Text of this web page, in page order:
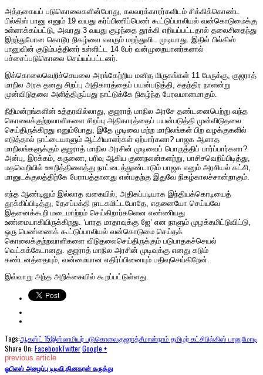
அத்தகையப் படுகொலைகளின்போது, கலவரக்காரர்களிடம் சிக்கிக்கொண்ட
பில்கிஸ் பானு எனும் 19 வயது கர்ப்பிணிப்பெண் கூட்டுப்பாலியல் வன்கொடுமைக்கு
உள்ளாக்கப்பட்டு, அவரது 3 வயது குழந்தை தூக்கி எறியப்பட்டதால் தலைசிதைந்து
இறந்துபோன கொடூர நிகழ்வை எவரும் மறந்துவிட முடியாது. இதில் பில்கிஸ்
பானுவின் குடும்பத்தினர் உள்ளிட்ட 14 பேர் வன்முறையாளர்களால்
பச்சைப்படுகொலை செய்யப்பட்டனர்.
இக்கொலைவெறிச்செயலை அரங்கேற்றிய மனித மிருகங்கள் 11 பேருக்கு, குஜராத்
மாநில அரசு தனது சிறப்பு அதிகாரத்தைப் பயன்படுத்தி, சுதந்திர நாளன்று
முன்விடுதலை அளித்திருப்பது நாட்டுக்கே நிகழ்ந்த பேரவமானமாகும்.
நீதிமன்றங்களின் உத்தரவில்லாது, குஜராத் மாநில அரசே தண்டனைபெற்று வந்த
கொலைக்குற்றவாளிகளை சிறப்பு அதிகாரத்தைப் பயன்படுத்தி முன்விடுதலை
செய்திருக்கிறது எனும்போது, இதே முடிவை மற்ற மாநிலங்கள் பிற வழக்குகளில்
எடுத்தால் நாட்டையாளும் ஆட்சியாளர்கள் ஏற்பார்களா? பாஜக ஆளாத
மாநிலங்களுக்கும் குஜராத் மாநில அரசின் முடிவைப் பொருத்திப் பார்ப்பார்களா?
அன்பு, இரக்கம், கருணை, பரிவு ஆகிய குணநலன்களற்று, பாசிசவெறிப்பிடித்து,
மதவெறியில் ஊறித்திளைத்து நாட்டைத்துண்டாடும் பாஜக எனும் அரசியல் கட்சி,
மானுடக்குலத்திற்கே பேராபத்தானது என்பதற்கு இதுவே நிகழ்காலச்சான்றாகும்.
எந்த ஆண்டிலும் இல்லாத வகையில், அதிகப்படியாக இந்தியக்கொடியைத்
தூக்கிப்பிடித்து, தேசப்பக்தி நாடகமிட்டபோதே, எதனையோ செய்யவே
இதனைக்கூறி மடைமாற்றம் செய்கிறார்களென எண்ணியது
உண்மையாகியிருக்கிறது. ‘பாரத மாதாவுக்கு ஜே’ என நாளும் முழக்கமிட்டுவிட்டு,
ஒரு பெண்ணைக் கூட்டுப்பாலியல் வன்கொடுமை செய்தக்
கொலைக்குற்றவாளிகளை விடுதலைசெய்திருக்கும் படுபாதகச்செயல்
வெட்கக்கேடானது. குஜராத் மாநில அரசின் முடிவுக்கு எனது கடும்
கண்டனத்தையும், வன்மையான எதிர்ப்பினையும் பதிவுசெய்கிறேன்.
இவ்வாறு அந்த அறிக்கையில் கூறப்பட்டுள்ளது.
Tags:ஆகஸ்ட் 15இஸ்லாமியர் படுகொலைகுஜராத்சீமான்நாம் தமிழர் கட்சிபில்கிஸ் பானுமோடி
Share On: FacebookTwitterGoogle +
previous article
ஓபிஎஸ் அழைப்பு டிடிவி.தினகரன் கருத்து